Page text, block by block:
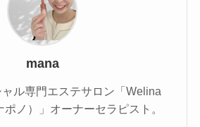
mana
ル専門エステサロン「Welina
ノ）」オーナーセラピスト。